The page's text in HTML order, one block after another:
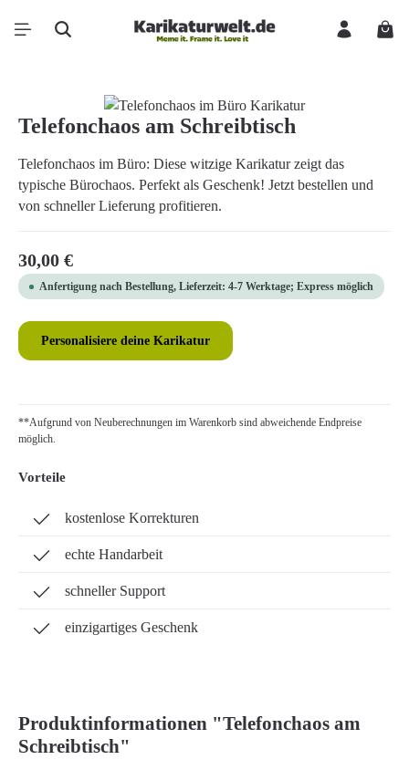
Zum Hauptinhalt springen
Bildergalerie überspringen
Telefonchaos am Schreibtisch
Telefonchaos im Büro: Diese witzige Karikatur zeigt das
typische Bürochaos. Perfekt als Geschenk! Jetzt bestellen und
von schneller Lieferung profitieren.
Regulärer Preis:
30,00 €
Anfertigung nach Bestellung, Lieferzeit: 4-7 Werktage; Express möglich
Personalisiere deine Karikatur
**Aufgrund von Neuberechnungen im Warenkorb sind abweichende Endpreise
möglich.
Vorteile
kostenlose Korrekturen
echte Handarbeit
schneller Support
einzigartiges Geschenk
Produktinformationen "Telefonchaos am
Schreibtisch"